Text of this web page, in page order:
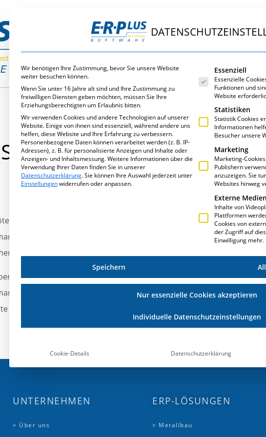
OF HNBK
zur bestandenen Abschlussprüfung zum Informations- und
welcher nunmehr unser Supportteam als festes Mitglied tatkräftig
wir ihn dazu, dass er der Beste seines Abschlussjahrgangs war.
dass auch Herr Tobias Daum seine Prüfung zum Informations- und
bestanden hat und unser Supportteam ebenso als festes Mitglied
Leistung erbracht und wir gratulieren ihm hierzu.
UNTERNEHMEN
> Über uns
ERP-LÖSUNGEN
> Metallbau
Wir benötigen Ihre Zustimmung, bevor Sie unsere Website
weiter besuchen können.
Wenn Sie unter 16 Jahre alt sind und Ihre Zustimmung zu
freiwilligen Diensten geben möchten, müssen Sie Ihre
Erziehungsberechtigten um Erlaubnis bitten.
Wir verwenden Cookies und andere Technologien auf unserer
Website. Einige von ihnen sind essenziell, während andere uns
helfen, diese Website und Ihre Erfahrung zu verbessern.
Personenbezogene Daten können verarbeitet werden (z. B. IP-
Adressen), z. B. für personalisierte Anzeigen und Inhalte oder
Anzeigen- und Inhaltsmessung.Weitere Informationen über die
Verwendung Ihrer Daten finden Sie in unserer
Datenschutzerklärung.Sie können Ihre Auswahl jederzeit unter
Einstellungenwiderrufen oder anpassen.
Es folgt eine
Essenziell
Essenzielle
Funktionen und
Website
Statistiken
Statistik Cookies
Informationen
Besucher unsere
Marketing
Marketing-
Publishern
anzuzeigen. Sie
Websites hinweg
Externe Medien
Inhalte von
Plattformen
Cookies von
der Zugriff auf
Einwilligung mehr.
Speichern
Nur essenzielle Cookies akzeptieren
Individuelle Datenschutzeinstellungen
Cookie-Details Datenschutzerklärung